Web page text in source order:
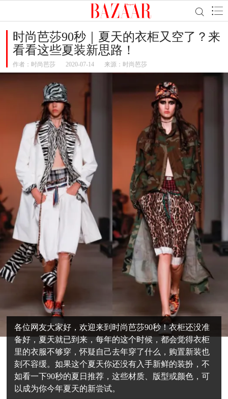
时尚芭莎90秒｜夏天的衣柜又空了？来
看看这些夏装新思路！
作者： 时尚芭莎 2020-07-14 来源：时尚芭莎
各位网友大家好，欢迎来到时尚芭莎90秒！衣柜还没准
备好，夏天就已到来，每年的这个时候，都会觉得衣柜
里的衣服不够穿，怀疑自己去年穿了什么，购置新装也
刻不容缓。如果这个夏天你还没有入手新鲜的装扮，不
如看一下90秒的夏日推荐，这些材质、版型或颜色，可
以成为你今年夏天的新尝试。